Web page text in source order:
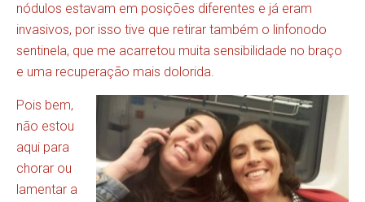
nódulos estavam em posições diferentes e já eram
invasivos, por isso tive que retirar também o linfonodo
sentinela, que me acarretou muita sensibilidade no braço
e uma recuperação mais dolorida.
Pois bem,
não estou
aqui para
chorar ou
lamentar a